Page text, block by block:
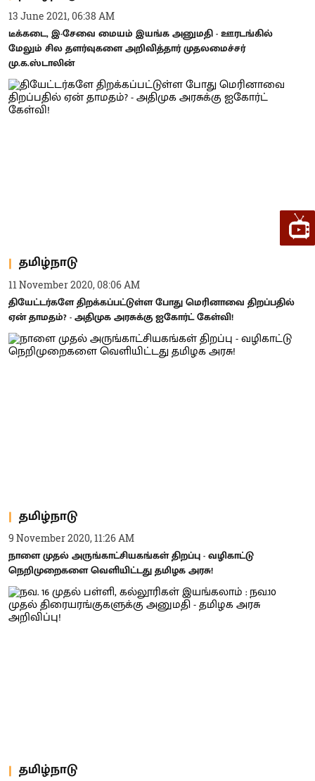
13 June 2021, 06:38 AM
டீக்கடை, இ-சேவை மையம் இயங்க அனுமதி - ஊரடங்கில்
மேலும் சில தளர்வுகளை அறிவித்தார் முதலமைச்சர்
மு.க.ஸ்டாலின்
தமிழ்நாடு
11 November 2020, 08:06 AM
தியேட்டர்களே திறக்கப்பட்டுள்ள போது மெரினாவை திறப்பதில்
ஏன் தாமதம்? - அதிமுக அரசுக்கு ஐகோர்ட் கேள்வி!
தமிழ்நாடு
9 November 2020, 11:26 AM
நாளை முதல் அருங்காட்சியகங்கள் திறப்பு - வழிகாட்டு
நெறிமுறைகளை வெளியிட்டது தமிழக அரசு!
தமிழ்நாடு